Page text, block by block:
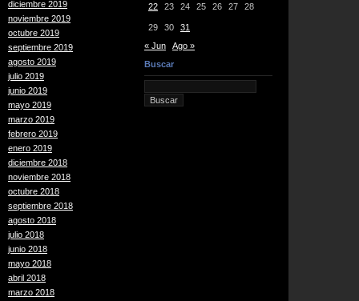
diciembre 2019
noviembre 2019
octubre 2019
septiembre 2019
agosto 2019
julio 2019
junio 2019
mayo 2019
marzo 2019
febrero 2019
enero 2019
diciembre 2018
noviembre 2018
octubre 2018
septiembre 2018
agosto 2018
julio 2018
junio 2018
mayo 2018
abril 2018
marzo 2018
22 23 24 25 26 27 28
29 30
31
« Jun
Ago »
Buscar